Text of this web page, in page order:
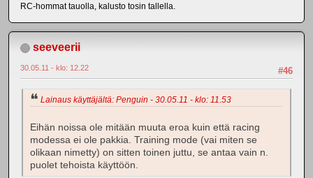
RC-hommat tauolla, kalusto tosin tallella.
seeveerii
#46
30.05.11 - klo: 12.22
Lainaus käyttäjältä: Penguin - 30.05.11 - klo: 11.53
Eihän noissa ole mitään muuta eroa kuin että racing
modessa ei ole pakkia. Training mode (vai miten se
olikaan nimetty) on sitten toinen juttu, se antaa vain n.
puolet tehoista käyttöön.